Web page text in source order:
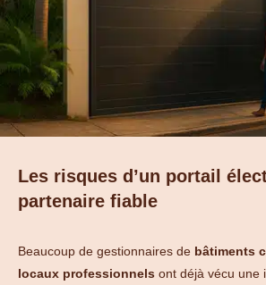
Les risques d’un portail
partenaire fiable
Beaucoup de gestionnaires de bâtiments
locaux professionnels ont déjà vécu une